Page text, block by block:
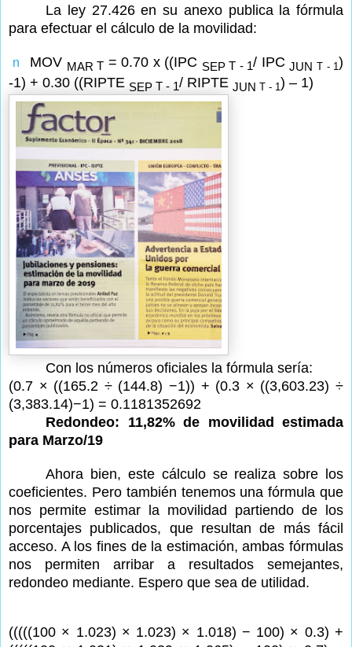
La ley 27.426 en su anexo publica la fórmula
para efectuar el cálculo de la movilidad:
n MOV MART = 0.70 x ((IPC SEPT - 1/ IPC JUN T - 1 )
-1) + 0.30 ((RIPTE SEP T - 1/ RIPTE JUN T - 1) – 1)
Con los números oficiales la fórmula sería:
(0.7 × ((165.2 ÷ (144.8) −1)) + (0.3 × ((3,603.23) ÷
(3,383.14)−1) = 0.1181352692
Redondeo: 11,82% de movilidad estimada
para Marzo/19
Ahora bien, este cálculo se realiza sobre los
coeficientes. Pero también tenemos una fórmula que
nos permite estimar la movilidad partiendo de los
porcentajes publicados, que resultan de más fácil
acceso. A los fines de la estimación, ambas fórmulas
nos permiten arribar a resultados semejantes,
redondeo mediante. Espero que sea de utilidad.
(((((100 × 1.023) × 1.023) × 1.018) − 100) × 0.3) +